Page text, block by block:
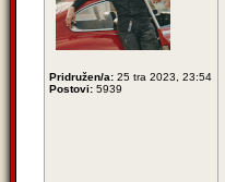
Pridružen/a: 25 tra 2023, 23:54
Postovi: 5939